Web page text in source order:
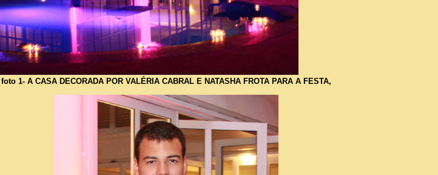
foto 1- A CASA DECORADA POR VALÉRIA CABRAL E NATASHA FROTA PARA A FESTA,